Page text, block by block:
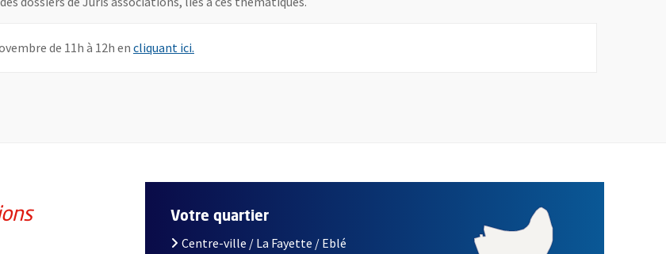
de 11h à 12h en cliquant ici.
Votre quartier
Centre-ville / La Fayette / Eblé